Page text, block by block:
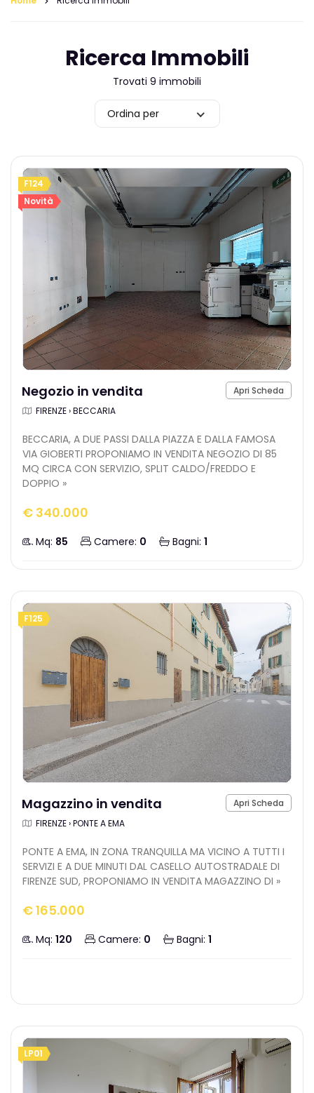
Ricerca Immobili
Trovati 9 immobili
Ordina per
F124
Novità
Apri Scheda
Negozio in vendita
FIRENZE › BECCARIA
BECCARIA, A DUE PASSI DALLA PIAZZA E DALLA FAMOSA
VIA GIOBERTI PROPONIAMO IN VENDITA NEGOZIO DI 85
MQ CIRCA CON SERVIZIO, SPLIT CALDO/FREDDO E
DOPPIO »
€ 340.000
Mq: 85 Camere: 0 Bagni: 1
F125
Apri Scheda
Magazzino in vendita
FIRENZE › PONTE A EMA
PONTE A EMA, IN ZONA TRANQUILLA MA VICINO A TUTTI I
SERVIZI E A DUE MINUTI DAL CASELLO AUTOSTRADALE DI
FIRENZE SUD, PROPONIAMO IN VENDITA MAGAZZINO DI »
€ 165.000
Mq: 120 Camere: 0 Bagni: 1
LP01